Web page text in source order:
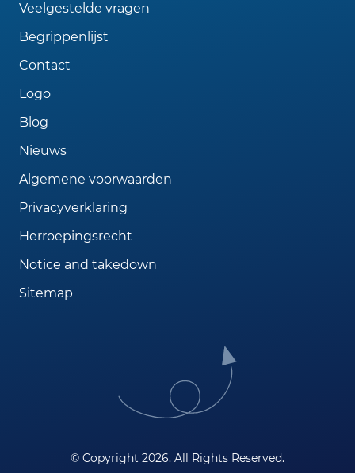
Veelgestelde vragen
Begrippenlijst
Contact
Logo
Blog
Nieuws
Algemene voorwaarden
Privacyverklaring
Herroepingsrecht
Notice and takedown
Sitemap
© Copyright 2026. All Rights Reserved.